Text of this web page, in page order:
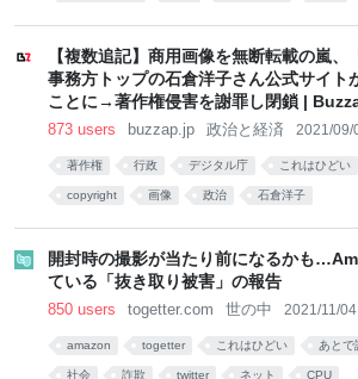
【複数追記】商用画像を無断転載の嵐、
事務方トップの石倉洋子さん公式サイト
ことに→著作権侵害を謝罪し閉鎖 |
873 users buzzap.jp 政治と経済 2021/09/
著作権 行政 デジタル庁 これはひどい
copyright 画像 政治 石倉洋子
開封時の撮影が当たり前になるかも
ている「抜き取り被害」の報告
850 users togetter.com 世の中 2021/11/04
amazon togetter これはひどい あとで
社会 詐欺 twitter ネット CPU